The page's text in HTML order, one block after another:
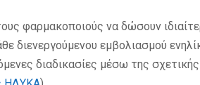
φαρμακοποιούς να δώσουν
διενεργούμενου εμβολιασμού
διαδικασίες μέσω της